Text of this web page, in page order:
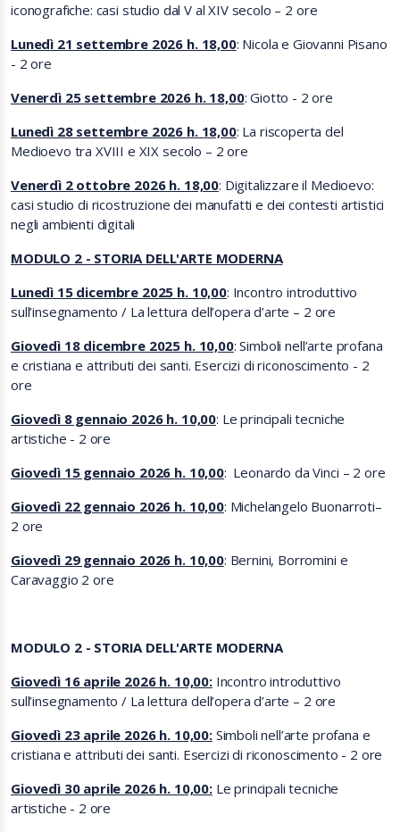
iconografiche: casi studio dal V al XIV secolo – 2 ore
Lunedì 21 settembre 2026 h. 18,00: Nicola e Giovanni Pisano
- 2 ore
Venerdì 25 settembre 2026 h. 18,00: Giotto - 2 ore
Lunedì 28 settembre 2026 h. 18,00: La riscoperta del
Medioevo tra XVIII e XIX secolo – 2 ore
Venerdì 2 ottobre 2026 h. 18,00: Digitalizzare il Medioevo:
casi studio di ricostruzione dei manufatti e dei contesti artistici
negli ambienti digitali
MODULO 2 - STORIA DELL'ARTE MODERNA
Lunedì 15 dicembre 2025 h. 10,00: Incontro introduttivo
sull’insegnamento / La lettura dell’opera d’arte – 2 ore
Giovedì 18 dicembre 2025 h. 10,00:Simboli nell’arte profana
e cristiana e attributi dei santi. Esercizi di riconoscimento - 2
ore
Giovedì 8 gennaio 2026 h. 10,00: Le principali tecniche
artistiche - 2 ore
Giovedì 15 gennaio 2026 h. 10,00: Leonardo da Vinci – 2 ore
Giovedì 22 gennaio 2026 h. 10,00: Michelangelo Buonarroti–
2 ore
Giovedì 29 gennaio 2026 h. 10,00: Bernini, Borromini e
Caravaggio 2 ore
MODULO 2 - STORIA DELL'ARTE MODERNA
Giovedì 16 aprile 2026 h. 10,00: Incontro introduttivo
sull’insegnamento / La lettura dell’opera d’arte – 2 ore
Giovedì 23 aprile 2026 h. 10,00: Simboli nell’arte profana e
cristiana e attributi dei santi. Esercizi di riconoscimento - 2 ore
Giovedì 30 aprile 2026 h. 10,00: Le principali tecniche
artistiche - 2 ore